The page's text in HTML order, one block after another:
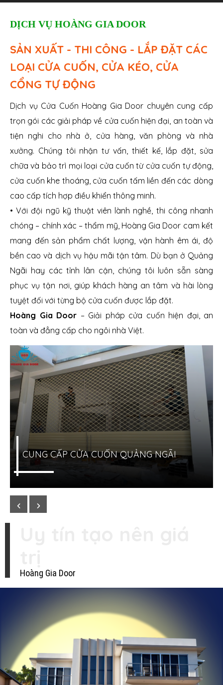
DỊCH VỤ HOÀNG GIA DOOR
SẢN XUẤT - THI CÔNG - LẮP ĐẶT CÁC
LOẠI CỬA CUỐN, CỬA KÉO, CỬA
CỔNG TỰ ĐỘNG
Dịch vụ Cửa Cuốn Hoàng Gia Door chuyên cung cấp
trọn gói các giải pháp về cửa cuốn hiện đại, an toàn và
tiện nghi cho nhà ở, cửa hàng, văn phòng và nhà
xưởng. Chúng tôi nhận tư vấn, thiết kế, lắp đặt, sửa
chữa và bảo trì mọi loại cửa cuốn từ cửa cuốn tự động,
cửa cuốn khe thoáng, cửa cuốn tấm liền đến các dòng
cao cấp tích hợp điều khiển thông minh.
• Với đội ngũ kỹ thuật viên lành nghề, thi công nhanh
chóng – chính xác – thẩm mỹ, Hoàng Gia Door cam kết
mang đến sản phẩm chất lượng, vận hành êm ái, độ
bền cao và dịch vụ hậu mãi tận tâm. Dù bạn ở Quảng
Ngãi hay các tỉnh lân cận, chúng tôi luôn sẵn sàng
phục vụ tận nơi, giúp khách hàng an tâm và hài lòng
tuyệt đối với từng bộ cửa cuốn được lắp đặt.
Hoàng Gia Door – Giải pháp cửa cuốn hiện đại, an
toàn và đẳng cấp cho ngôi nhà Việt.
Hoàng Gia Door